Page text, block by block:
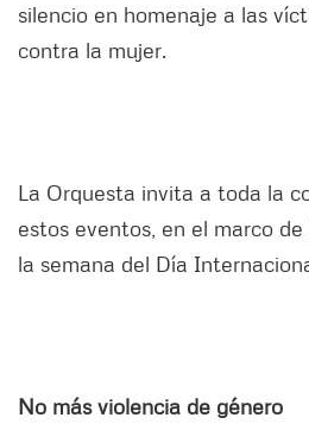
silencio en homenaje a las
contra la mujer.
La Orquesta invita a toda la
estos eventos, en el marco
la semana del Día
No más violencia de género